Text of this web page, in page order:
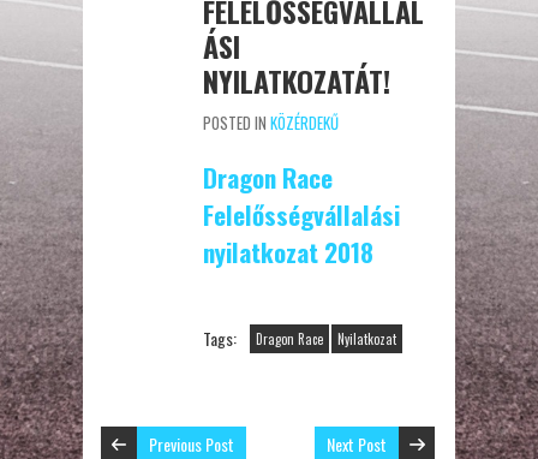
FELELŐSSÉGVÁLLAL
ÁSI
NYILATKOZATÁT!
POSTED IN KÖZÉRDEKŰ
Dragon Race
Felelősségvállalási
nyilatkozat 2018
Tags: Dragon Race Nyilatkozat
Previous Post Next Post